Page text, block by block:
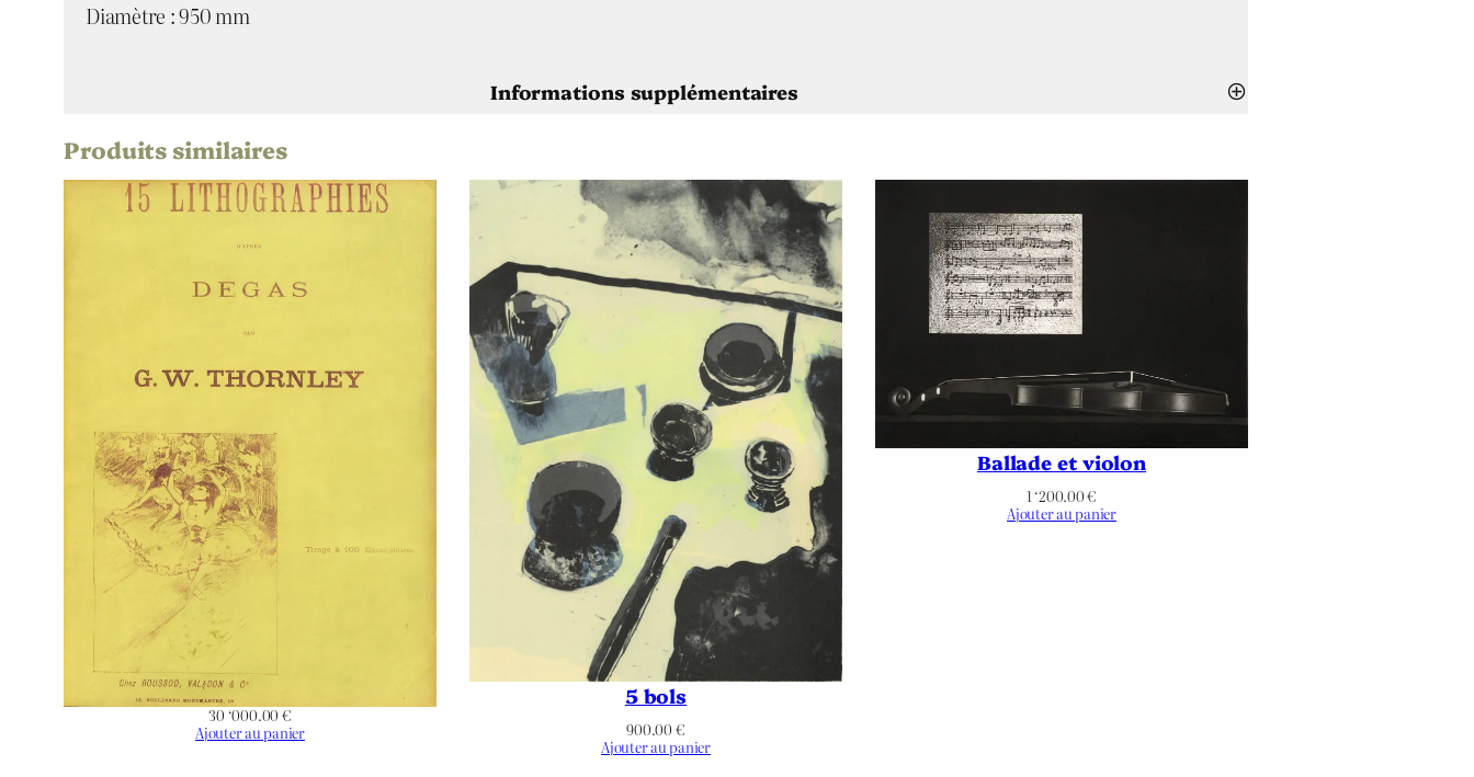
Diamètre : 950 mm
Informations supplémentaires
Attributs Valeur
Titre Soleil
2017
Xylogravure
Support | Papier
Hauteur de l’oeuvre (mm)
Largeur de l’oeuvre (mm)
Hauteur du Support | Papier (mm) –
Largeur du Support | Papier (mm) –
Rond ou ovale
Produits similaires
30 ‘000.00 €
Ajouter au panier
5 bols
900.00 €
Ajouter au panier
Ballade et violon
1 ‘200.00€
Ajouter au panier